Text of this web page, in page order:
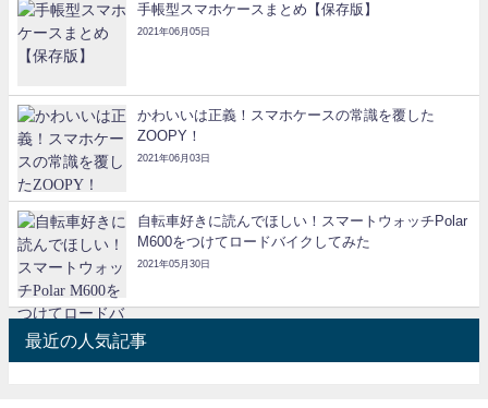
手帳型スマホケースまとめ【保存版】
2021年06月05日
かわいいは正義！スマホケースの常識を覆した
ZOOPY！
2021年06月03日
自転車好きに読んでほしい！スマートウォッチPolar
M600をつけてロードバイクしてみた
2021年05月30日
最近の人気記事